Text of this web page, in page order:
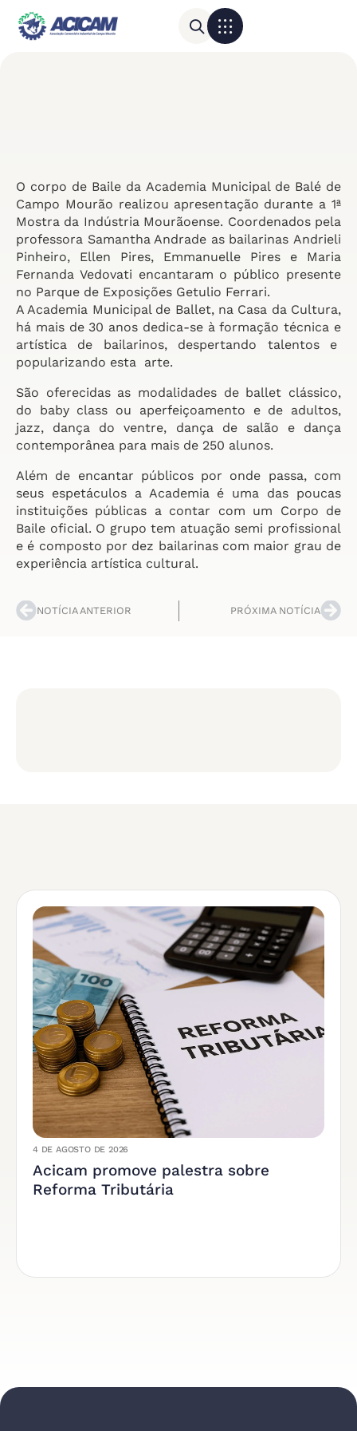
O corpo de Baile da Academia Municipal de Balé de
Campo Mourão realizou apresentação durante a 1ª
Mostra da Indústria Mourãoense. Coordenados pela
professora Samantha Andrade as bailarinas Andrieli
Pinheiro, Ellen Pires, Emmanuelle Pires e Maria
Fernanda Vedovati encantaram o público presente
no Parque de Exposições Getulio Ferrari.
A Academia Municipal de Ballet, na Casa da Cultura,
há mais de 30 anos dedica-se à formação técnica e
artística de bailarinos, despertando talentos e
popularizando esta arte.
São oferecidas as modalidades de ballet clássico,
do baby class ou aperfeiçoamento e de adultos,
jazz, dança do ventre, dança de salão e dança
contemporânea para mais de 250 alunos.
Além de encantar públicos por onde passa, com
seus espetáculos a Academia é uma das poucas
instituições públicas a contar com um Corpo de
Baile oficial. O grupo tem atuação semi profissional
e é composto por dez bailarinas com maior grau de
experiência artística cultural.
NOTÍCIA ANTERIOR PRÓXIMA NOTÍCIA
4 DE AGOSTO DE 2026
Acicam promove palestra sobre
Reforma Tributária